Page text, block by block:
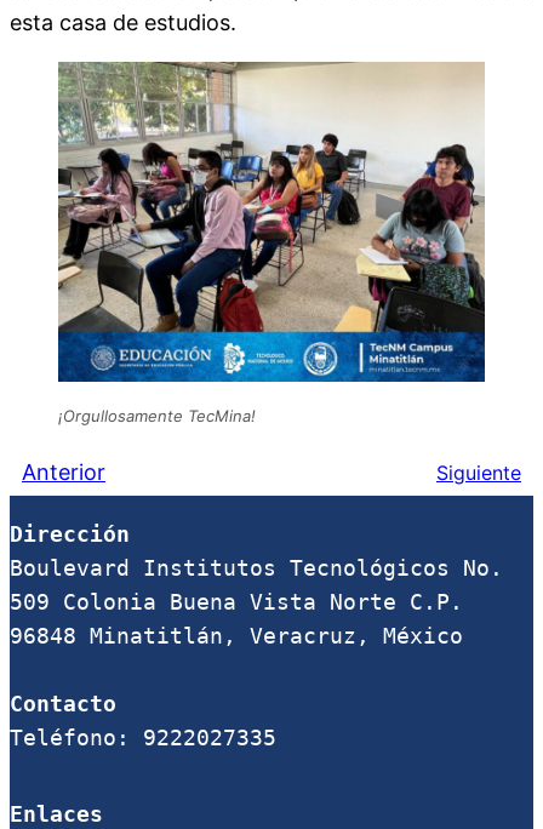
esta casa de estudios.
¡Orgullosamente TecMina!
Anterior Siguiente
Dirección
Boulevard Institutos Tecnológicos No.
509 Colonia Buena Vista Norte C.P.
96848 Minatitlán, Veracruz, México
Contacto
Teléfono: 9222027335
Enlaces